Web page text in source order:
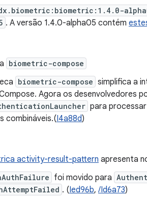
. A versão 1.4.0-alpha05 contém
biometric-compose
biometric-compose simplifica a
Agora os desenvolvedores
para
combináveis.(I4a88d)
activity-result-pattern apresenta
foi movido para
. (Ied96b, /Id6a73)